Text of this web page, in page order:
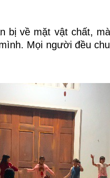
bị về mặt vật chất,
Mọi người đều